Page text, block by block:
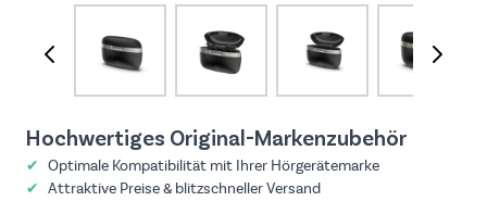
Hochwertiges Original-Marken­zubehör
✔ Optimale Kompatibilität mit Ihrer Hörgeräte­marke
✔ Attraktive Preise & blitzschneller Versand